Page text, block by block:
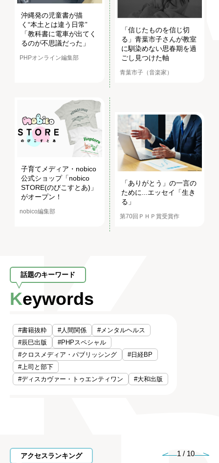
沖縄発の児童書が描
く“本土とは違う日常”
「教科書に電車が出てく
るのが不思議だった」
PHPオンライン編集部
「信じたものを信じ切
る」青葉市子さんが教室
に馴染めない思春期を過
ごし見つけた軸
青葉市子（音楽家）
子育てメディア・nobico
公式ショップ「nobico
STORE(のびこすとあ)」
がオープン！
nobico編集部
「ありがとう」の一言の
ために...エッセイ「生き
る」
第70回ＰＨＰ賞受賞作
話題のキーワード
Keywords
#書籍抜粋 #人間関係
#メンタルヘルス
#辰巳出版
#PHPスペシャル
#クロスメディア・パブリッシング
#日経BP
#上司と部下
#ディスカヴァー・トゥエンティワン
#大和出版
アクセスランキング 1 / 10